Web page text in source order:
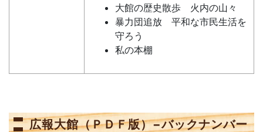
大館の歴史散歩 火内の山々
暴力団追放 平和な市民生活を
守ろう
私の本棚
広報大館（ＰＤＦ版）−バックナンバー